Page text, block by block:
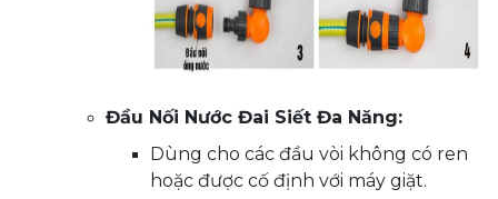
Đầu Nối Nước Đai Siết Đa Năng:
Dùng cho các đầu vòi không có ren
hoặc được cố định với máy giặt.